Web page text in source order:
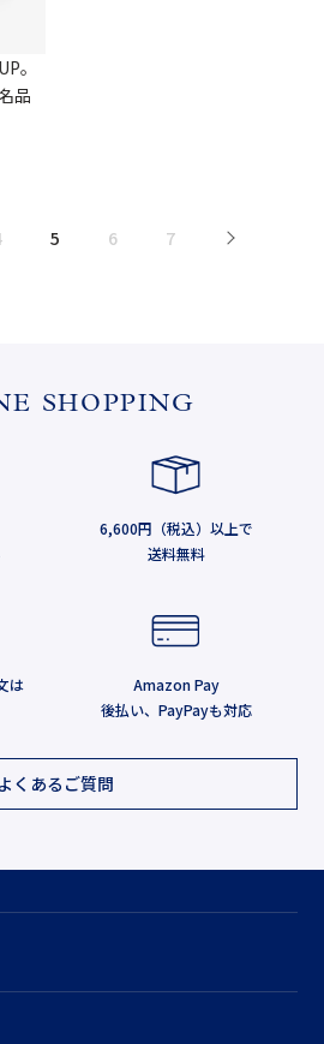
。
品
5 6 7
>
SHOPPING
6,600円（税込）以上で
送料無料
は
Amazon Pay
後払い、PayPayも対応
くあるご質問